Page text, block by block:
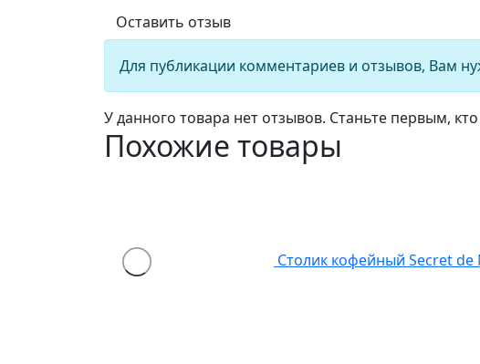
Оставить отзыв
Для публикации комментариев и отзывов, Вам
У данного товара нет отзывов. Станьте первым,
Похожие товары
Столик кофейный Secret